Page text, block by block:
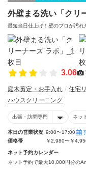
外壁まる洗い「クリ
最短当日仕上げ！壁のプロが汚
3.06
庭木剪定・お手入れ
住宅
ハウスクリーニング
出張・訪問専門 ネッ
本日の営業状況 9:00〜17:00
価格帯
￥2,980〜￥
ネット予約カレンダー
ネット予約で最大10,000円分の